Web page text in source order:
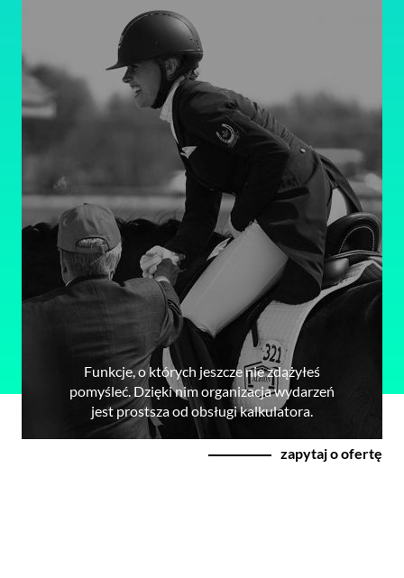
Funkcje, o których jeszcze nie zdążyłeś
pomyśleć. Dzięki nim organizacja wydarzeń
jest prostsza od obsługi kalkulatora.
zapytaj o ofertę